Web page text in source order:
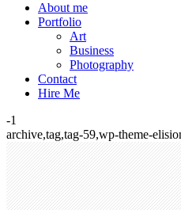
About me
Portfolio
Art
Business
Photography
Contact
Hire Me
-1
archive,tag,tag-59,wp-theme-